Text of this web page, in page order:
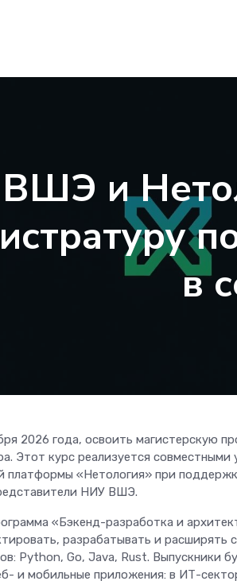
ВШЭ и
в
2026 года, освоить магистерскую
Этот курс реализуется
платформы «Нетология» при
НИУ ВШЭ.
«Бэкенд-разработка и
разрабатывать и расширять
Python, Go, Java, Rust. Выпускники
и мобильные приложения: в ИТ-